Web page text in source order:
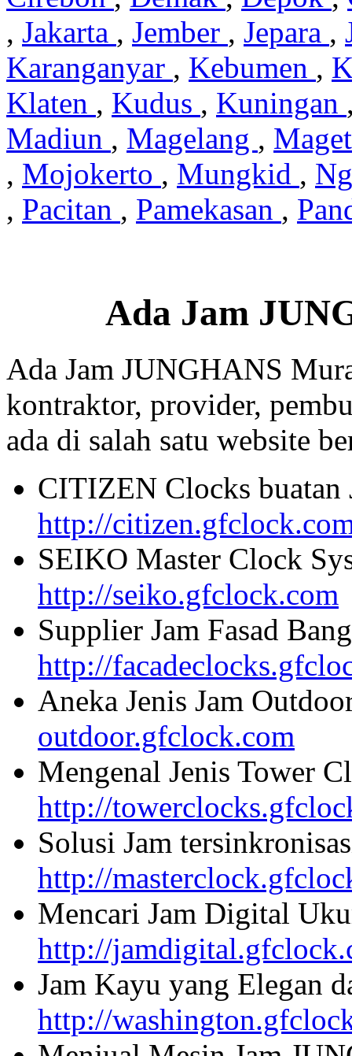
, Jakarta , Jember , Jepara ,
Karanganyar , Kebumen ,
Klaten , Kudus , Kuningan
Madiun , Magelang ,
, Mojokerto , Mungkid ,
, Pacitan , Pamekasan ,
Ada Jam
Ada Jam JUNGHANS
kontraktor, provider,
ada di salah satu website
CITIZEN Clocks buatan
http://
SEIKO Master Clock
http://seiko.gfclock.com
Supplier Jam Fasad
http://
Aneka Jenis Jam
outdoor.gfclock.com
Mengenal Jenis Tower
http://
Solusi Jam
http://
Mencari Jam Digital
http://
Jam Kayu yang Elegan
http://